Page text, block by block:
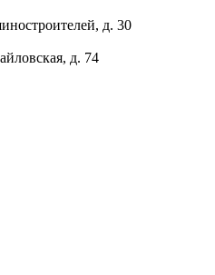
д. 30
д. 74